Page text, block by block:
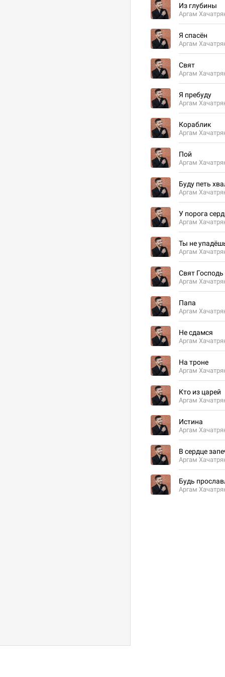
Из глубины
Аргам
Я спасён
Аргам
Свят
Аргам
Я пребуду
Аргам
Кораблик
Аргам
Пой
Аргам
Буду петь
Аргам
У порога
Аргам
Ты не
Аргам
Свят Господь
Аргам
Папа
Аргам
Не сдамся
Аргам
На троне
Аргам
Кто из царей
Аргам
Истина
Аргам
В сердце
Аргам
Будь
Аргам